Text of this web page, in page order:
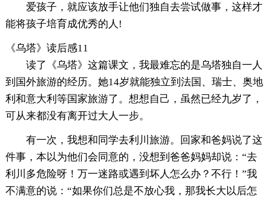
爱孩子，就应该放手让他们独自去尝试做事，这样才
能将孩子培育成优秀的人!
《乌塔》读后感11
读了《乌塔》这篇课文，我最难忘的是乌塔独自一人
到国外旅游的经历。她14岁就能独立到法国、瑞士、奥地
利和意大利等国家旅游了。想想自己，虽然已经九岁了，
可从来都没有离开过大人一步。
有一次，我想和同学去利川旅游。回家和爸妈说了这
件事，本以为他们会同意的，没想到爸爸妈妈却说：“去
利川多危险呀！万一迷路或遇到坏人怎么办？不行！”我
不满意的说：“如果你们总是不放心我，那我长大以后怎